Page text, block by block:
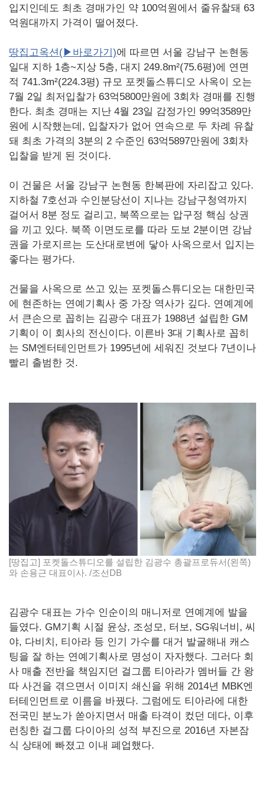
입지인데도 최초 경매가인 약 100억원에서 줄유찰돼 63
억원대까지 가격이 떨어졌다.
땅집고옥션(▶바로가기)에 따르면 서울 강남구 논현동
일대 지하 1층~지상 5층, 대지 249.8m²(75.6평)에 연면
적 741.3m²(224.3평) 규모 포켓돌스튜디오 사옥이 오는
7월 2일 최저입찰가 63억5800만원에 3회차 경매를 진행
한다. 최초 경매는 지난 4월 23일 감정가인 99억3589만
원에 시작했는데, 입찰자가 없어 연속으로 두 차례 유찰
돼 최초 가격의 3분의 2 수준인 63억5897만원에 3회차
입찰을 받게 된 것이다.
이 건물은 서울 강남구 논현동 한복판에 자리잡고 있다.
지하철 7호선과 수인분당선이 지나는 강남구청역까지
걸어서 8분 정도 걸리고, 북쪽으로는 압구정 핵심 상권
을 끼고 있다. 북쪽 이면도로를 따라 도보 2분이면 강남
권을 가로지르는 도산대로변에 닿아 사옥으로서 입지는
좋다는 평가다.
건물을 사옥으로 쓰고 있는 포켓돌스튜디오는 대한민국
에 현존하는 연예기획사 중 가장 역사가 깊다. 연예계에
서 큰손으로 꼽히는 김광수 대표가 1988년 설립한 GM
기획이 이 회사의 전신이다. 이른바 3대 기획사로 꼽히
는 SM엔터테인먼트가 1995년에 세워진 것보다 7년이나
빨리 출범한 것.
[땅집고] 포켓돌스튜디오를 설립한 김광수 총괄프로듀서(왼쪽)
와 손용근 대표이사. /조선DB
김광수 대표는 가수 인순이의 매니저로 연예계에 발을
들였다. GM기획 시절 윤상, 조성모, 터보, SG워너비, 씨
야, 다비치, 티아라 등 인기 가수를 대거 발굴해내 캐스
팅을 잘 하는 연예기획사로 명성이 자자했다. 그러다 회
사 매출 전반을 책임지던 걸그룹 티아라가 멤버들 간 왕
따 사건을 겪으면서 이미지 쇄신을 위해 2014년 MBK엔
터테인먼트로 이름을 바꿨다. 그럼에도 티아라에 대한
전국민 분노가 쏟아지면서 매출 타격이 컸던 데다, 이후
런칭한 걸그룹 다이아의 성적 부진으로 2016년 자본잠
식 상태에 빠졌고 이내 폐업했다.